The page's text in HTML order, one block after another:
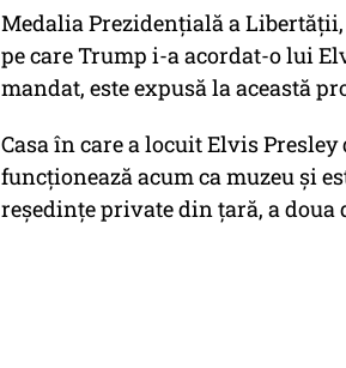
Medalia Prezidenţială a
pe care Trump i-a acordat-o lui
mandat, este expusă la această
Casa în care a locuit Elvis
funcţionează acum ca muzeu şi
reşedinţe private din ţară, a doua